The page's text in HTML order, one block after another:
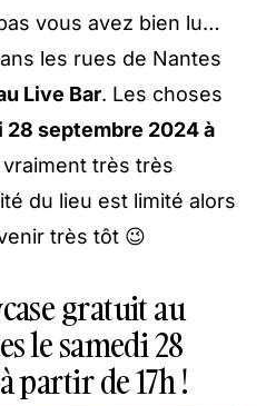
vous avez bien lu…
les rues de Nantes
Live Bar. Les choses
28 septembre 2024 à
vraiment très très
du lieu est limité alors
très tôt 😉
gratuit au
le samedi 28
partir de 17h !